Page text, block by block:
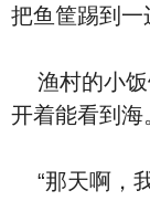
把鱼筐踢到一
渔村的小饭
开着能看到海
“那天啊，